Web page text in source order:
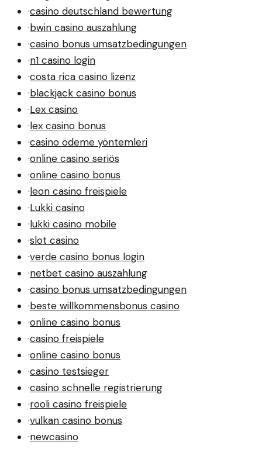
·casino deutschland bewertung
·bwin casino auszahlung
·casino bonus umsatzbedingungen
·n1 casino login
·costa rica casino lizenz
·blackjack casino bonus
·Lex casino
·lex casino bonus
·casino ödeme yöntemleri
·online casino seriös
·online casino bonus
·leon casino freispiele
·Lukki casino
·lukki casino mobile
·slot casino
·verde casino bonus login
·netbet casino auszahlung
·casino bonus umsatzbedingungen
·beste willkommensbonus casino
·online casino bonus
·casino freispiele
·online casino bonus
·casino testsieger
·casino schnelle registrierung
·rooli casino freispiele
·vulkan casino bonus
·newcasino